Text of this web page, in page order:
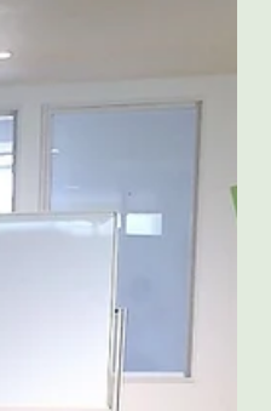
心移動』
似の児童発達支援・放課後等デ
の日のレクは「ジャンプ！ジ
取り入れていろいろなものを
は膝を適度に曲げておこない